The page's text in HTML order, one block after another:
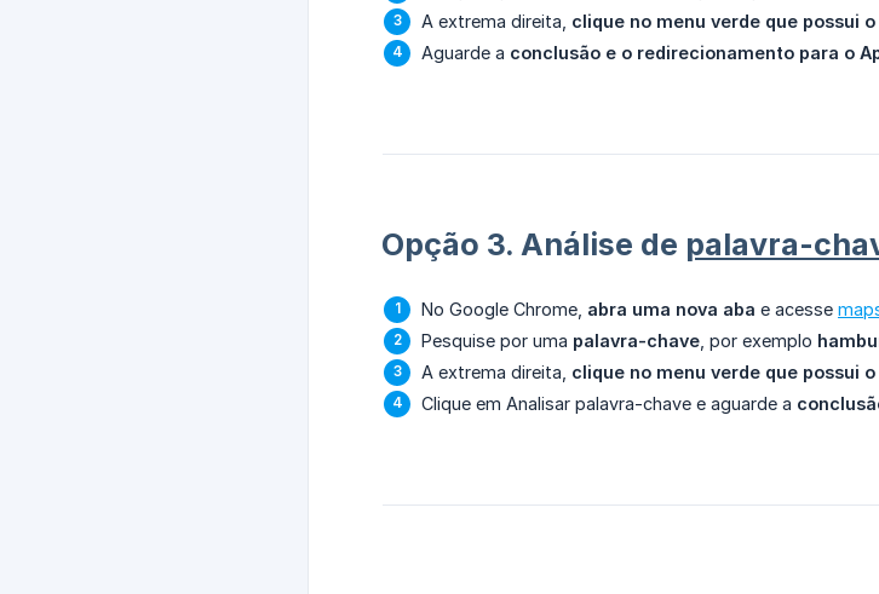
A extrema direita, clique no menu verde que possui
Aguarde a conclusão e o redirecionamento para o
Opção 3. Análise de palavra-
No Google Chrome, abra uma nova aba e acesse
Pesquise por uma palavra-chave , por exemplo
A extrema direita, clique no menu verde que possui
Clique em Analisar palavra-chave e aguarde a